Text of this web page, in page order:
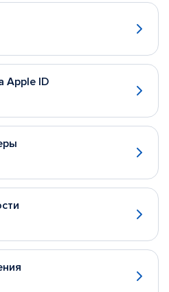
Apple ID